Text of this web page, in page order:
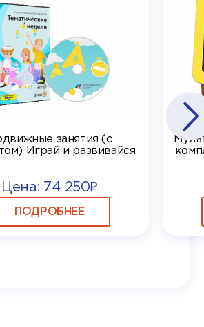
занятия (с
Играй и развивайся
Цена: 74 250₽
ПОДРОБНЕЕ